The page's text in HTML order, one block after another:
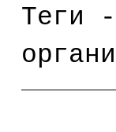
Теги -